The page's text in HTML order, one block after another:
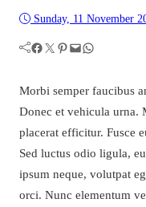
Sunday, 11 November
Facebook Twitter Pinterest Mail WhatsApp
Morbi semper faucibus
Donec et vehicula urna.
placerat efficitur. Fusce
Sed luctus odio ligula,
ipsum neque, volutpat
orci. Nunc elementum